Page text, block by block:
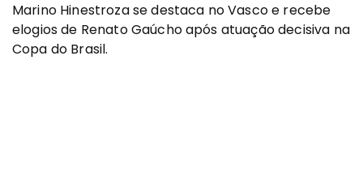
Marino Hinestroza se destaca no Vasco e recebe
elogios de Renato Gaúcho após atuação decisiva na
Copa do Brasil.